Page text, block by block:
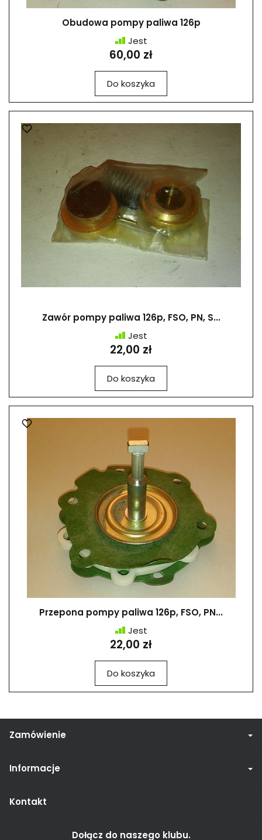
Obudowa pompy paliwa 126p
Jest
60,00 zł
Do koszyka
Zawór pompy paliwa 126p, FSO, PN, S...
Jest
22,00 zł
Do koszyka
Przepona pompy paliwa 126p, FSO, PN...
Jest
22,00 zł
Do koszyka
Zamówienie
Informacje
Kontakt
Dołącz do naszego klubu.